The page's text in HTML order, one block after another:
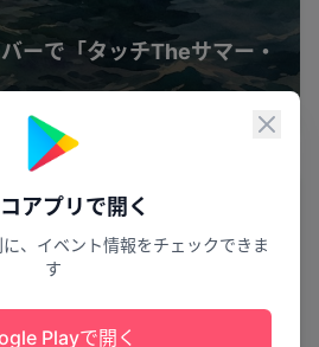
閉じ
アプリで開く
、イベント情報をチェックできま
す
Playで開く
ーで「タッチTheサマー・